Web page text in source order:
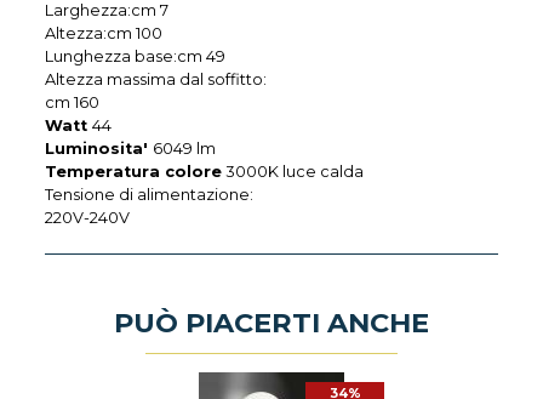
Larghezza:cm 7
Altezza:cm 100
Lunghezza base:cm 49
Altezza massima dal soffitto:
cm 160
Watt44
Luminosita' 6049 lm
Temperatura colore 3000K luce calda
Tensione di alimentazione:
220V-240V
PUÒ PIACERTI ANCHE
34%